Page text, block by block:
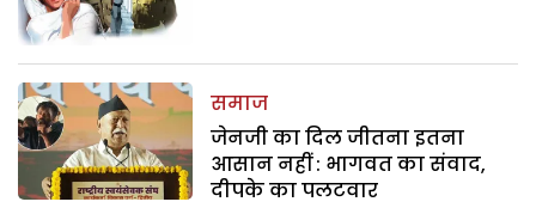
समाज
जेनजी का दिल जीतना इतना
आसान नहीं : भागवत का संवाद,
दीपके का पलटवार